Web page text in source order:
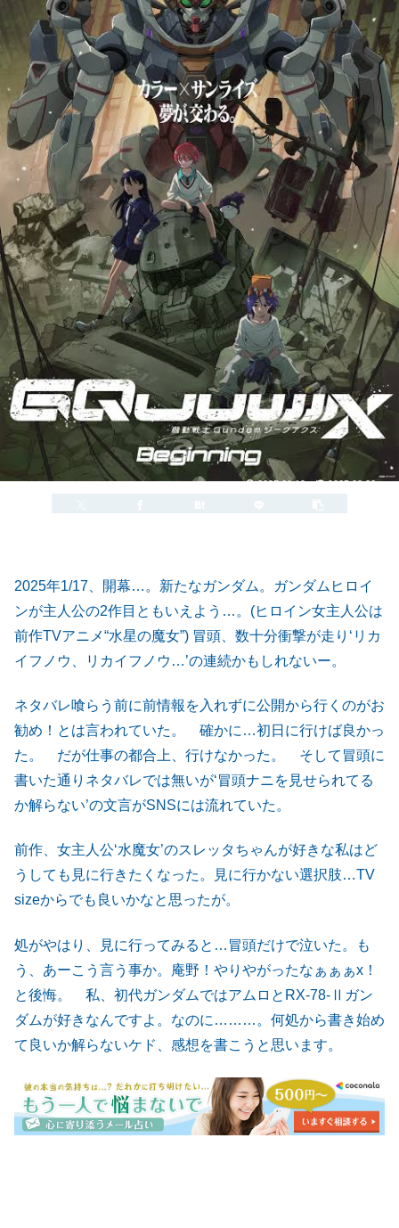
2025.01.19 2025.08.20
2025年1/17、開幕…。新たなガンダム。ガンダムヒロイ
ンが主人公の2作目ともいえよう…。(ヒロイン女主人公は
前作TVアニメ“水星の魔女”) 冒頭、数十分衝撃が走り‘リカ
イフノウ、リカイフノウ…’の連続かもしれないー。
ネタバレ喰らう前に前情報を入れずに公開から行くのがお
勧め！とは言われていた。 確かに…初日に行けば良かっ
た。 だが仕事の都合上、行けなかった。 そして冒頭に
書いた通りネタバレでは無いが‘冒頭ナニを見せられてる
か解らない’の文言がSNSには流れていた。
前作、女主人公‘水魔女’のスレッタちゃんが好きな私はど
うしても見に行きたくなった。見に行かない選択肢…TV
sizeからでも良いかなと思ったが。
処がやはり、見に行ってみると…冒頭だけで泣いた。も
う、あーこう言う事か。庵野！やりやがったなぁぁぁx！
と後悔。 私、初代ガンダムではアムロとRX-78-Ⅱガン
ダムが好きなんですよ。なのに………。何処から書き始め
て良いか解らないケド、感想を書こうと思います。